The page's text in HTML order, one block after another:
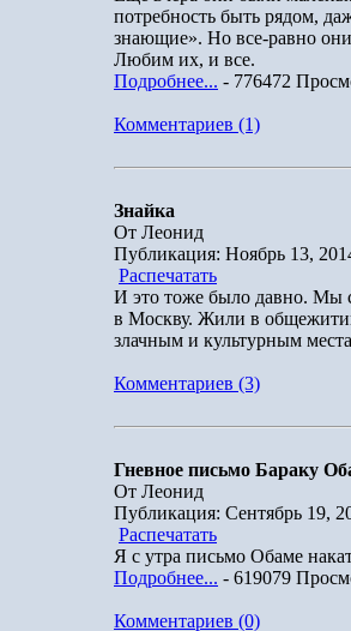
потребность быть рядом,
знающие». Но все-равно
Любим их, и все.
Подробнее... - 776472
Комментариев (1)
Знайка
От Леонид
Публикация: Ноябрь 13,
Распечатать
И это тоже было давно. Мы
в Москву. Жили в
злачным и культурным
Комментариев (3)
Гневное письмо Бараку
От Леонид
Публикация: Сентябрь 19,
Распечатать
Я с утра письмо Обаме
Подробнее... - 619079
Комментариев (0)